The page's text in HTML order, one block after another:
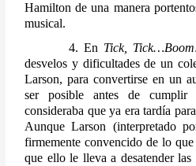
Hamilton de una manera
musical.
        4. En
Tick,
desvelos y dificultades de un
Larson, para convertirse en un
ser posible antes de
consideraba que ya era tardía
Aunque Larson (interpretado
firmemente convencido de lo
que ello le lleva a desatender